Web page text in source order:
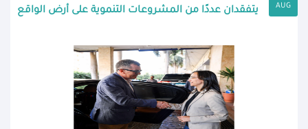
AUG
يتفقدان عددًا من المشروعات التنموية على أرض الواقع